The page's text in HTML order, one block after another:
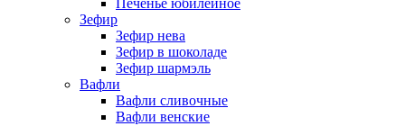
Печенье юбилейное
Зефир
Зефир нева
Зефир в шоколаде
Зефир шармэль
Вафли
Вафли сливочные
Вафли венские